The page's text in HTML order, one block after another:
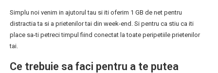
Simplu noi venim in ajutorul tau si iti oferim 1 GB de net pentru
distractia ta si a prietenilor tai din week-end. Si pentru ca stiu ca iti
place sa-ti petreci timpul fiind conectat la toate peripetiile prietenilor
tai.
Ce trebuie sa faci pentru a te putea